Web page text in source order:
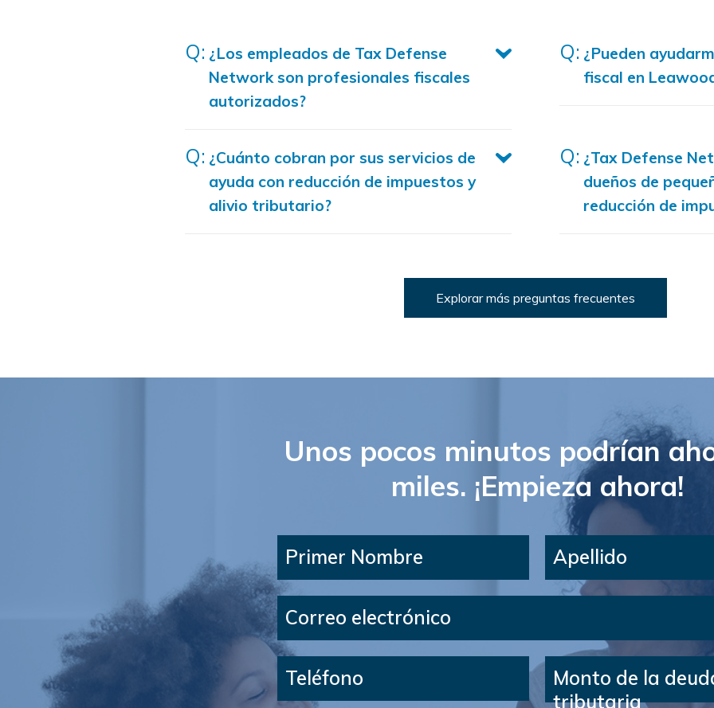
¿Los empleados de Tax Defense
Network son profesionales fiscales
autorizados?
¿Pueden
fiscal en
¿Cuánto cobran por sus servicios de
ayuda con reducción de impuestos y
alivio tributario?
¿Tax Defense
dueños de
reducción de
Explorar más preguntas frecuentes
Unos pocos minutos podrían
miles. ¡Empieza ahora!
Primer Nombre Apellido
Correo electrónico
Teléfono
Monto de la
tributaria